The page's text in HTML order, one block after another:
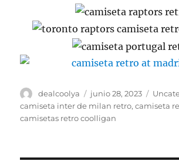
Autor
dealcoolya
Publicado
el
junio 28, 2023
camiseta inter de milan retro,camiseta
camisetas retro coolligan